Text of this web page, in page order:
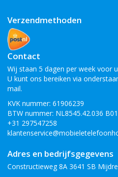
Verzendmethoden
Contact
Wij staan 5 dagen per week voor
U kunt ons bereiken via
mail.
KVK nummer: 61906239
BTW nummer: NL8545.42.036 B01
+31 297547258
Adres en bedrijfsgegevens
Constructieweg 8A 3641 SB